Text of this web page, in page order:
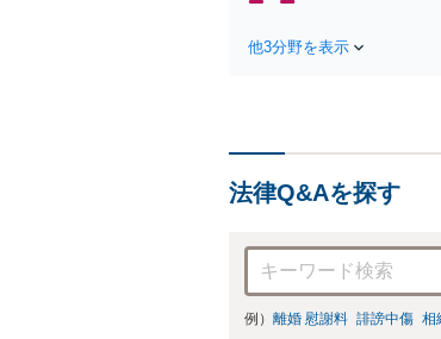
他3分野を表示
法律Q&Aを探す
例） 離婚 慰謝料 誹謗中傷 相